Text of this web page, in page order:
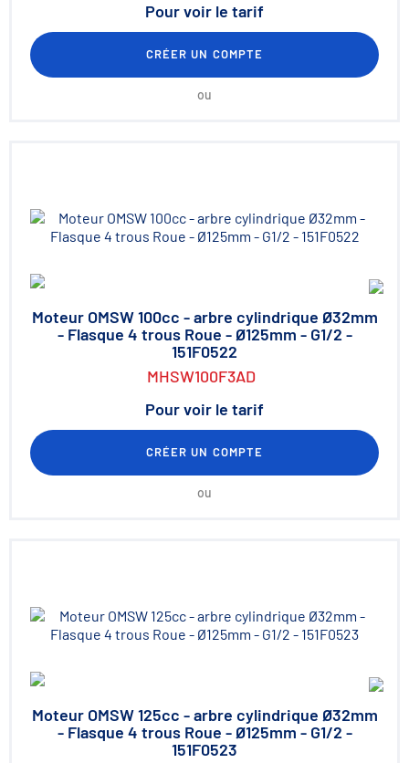
Pour voir le tarif
CRÉER UN COMPTE
ou
Moteur OMSW 100cc - arbre cylindrique Ø32mm
- Flasque 4 trous Roue - Ø125mm - G1/2 -
151F0522
MHSW100F3AD
Pour voir le tarif
CRÉER UN COMPTE
ou
Moteur OMSW 125cc - arbre cylindrique Ø32mm
- Flasque 4 trous Roue - Ø125mm - G1/2 -
151F0523